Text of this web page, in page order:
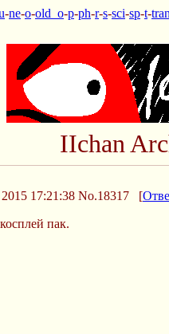
-ne-o-old_o-p-ph-r-s-sci-sp-t-tran
IIchan
17:21:38 No.18317 [
пак.